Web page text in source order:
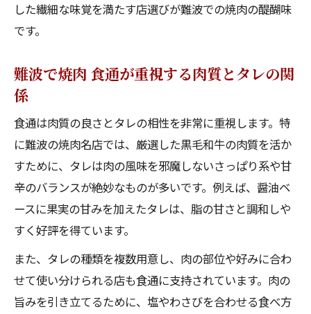
した繊細な味覚を満たす店選びが難波での焼肉の醍醐味
です。
難波で焼肉 食通が重視する肉質とタレの関
係
食通は肉質の良さとタレの相性を非常に重視します。特
に難波の焼肉名店では、厳選した黒毛和牛の肉質を活か
すために、タレは肉の風味を邪魔しないさっぱり系や甘
辛のバランスが絶妙なものが多いです。例えば、醤油ベ
ースに果実の甘みを加えたタレは、脂の甘さと調和しや
すく好評を得ています。
また、タレの種類を複数用意し、肉の部位や好みに合わ
せて使い分けられる店も食通に支持されています。肉の
旨みを引き立てるために、塩やわさびを合わせる食べ方